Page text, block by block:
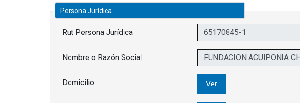
Persona Jurídica
Rut Persona Jurídica
Nombre o Razón Social
Domicilio Ver